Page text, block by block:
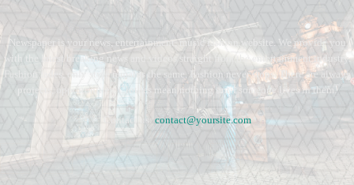
Newspaper is your news, entertainment, music fashion website. We provide you
with the latest breaking news and videos straight from the entertainment industry.
Fashion fades, only style remains the same. Fashion never stops. There are always
projects, opportunities. Clothes mean nothing until someone lives in them.
Contact us: contact@yoursite.com